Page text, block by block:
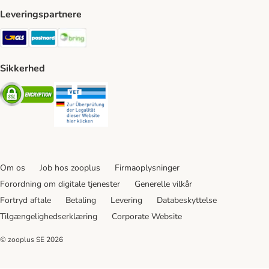
Leveringspartnere
GLS Shipping Method
Postnord Shipping Method
Sikkerhed
Security
Om os Job hos zooplus
Firmaoplysninger
Forordning om digitale tjenester
Generelle vilkår
Fortryd aftale
Betaling Levering
Databeskyttelse
Tilgængelighedserklæring
Corporate Website
© zooplus SE 2026